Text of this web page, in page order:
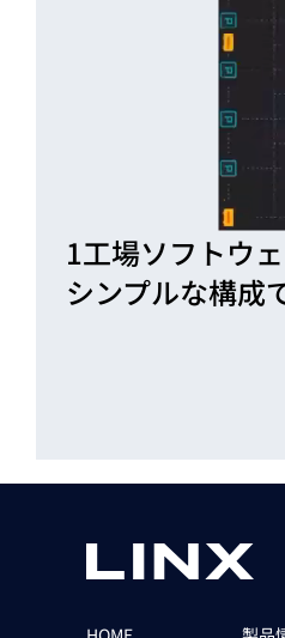
1工場ソフトウェ
シンプルな構成